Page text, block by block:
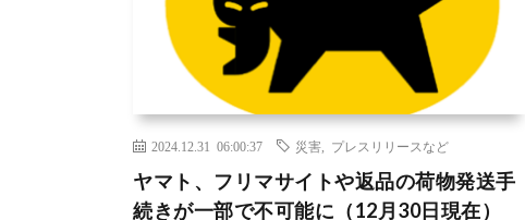
2024.12.31 06:00:37 災害 プレスリリースなど
ヤマト、フリマサイトや返品の荷物発送手
続きが一部で不可能に（12月30日現在）